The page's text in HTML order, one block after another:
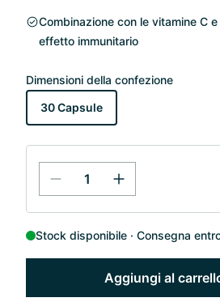
Combinazione con le vitamine C
effetto immunitario
Dimensioni della confezione
30 Capsule
Stock disponibile Consegna
Aggiungi al